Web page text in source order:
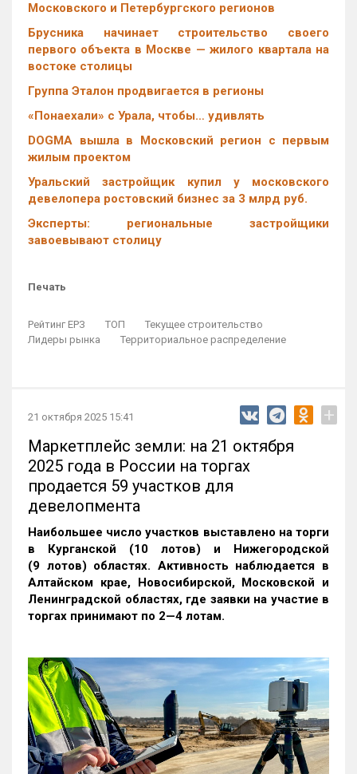
Московского и Петербургского регионов
Брусника начинает строительство своего
первого объекта в Москве — жилого квартала на
востоке столицы
Группа Эталон продвигается в регионы
«Понаехали» с Урала, чтобы… удивлять
DOGMA вышла в Московский регион с первым
жилым проектом
Уральский застройщик купил у московского
девелопера ростовский бизнес за 3 млрд руб.
Эксперты: региональные застройщики
завоевывают столицу
Печать
Рейтинг ЕРЗ ТОП
Текущее строительство
Лидеры рынка
Территориальное распределение
21 октября 2025 15:41 +
Маркетплейс земли: на 21 октября
2025 года в России на торгах
продается 59 участков для
девелопмента
Наибольшее число участков выставлено на торги
в Курганской (10 лотов) и Нижегородской
(9 лотов) областях. Активность наблюдается в
Алтайском крае, Новосибирской, Московской и
Ленинградской областях, где заявки на участие в
торгах принимают по 2—4 лотам.